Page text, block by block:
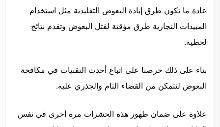
عادة ما تكون طرق إبادة البعوض التقليدية مثل استخدام
المبيدات التجارية طرق مؤقتة لقتل البعوض وتقدم نتائج
لحظية.
بناء على ذلك حرصنا على اتباع أحدث التقنيات في مكافحة
البعوض لنتمكن من القضاء التام والجذري عليه.
علاوة على ضمان ظهور هذه الحشرات مرة أخرى في نفس